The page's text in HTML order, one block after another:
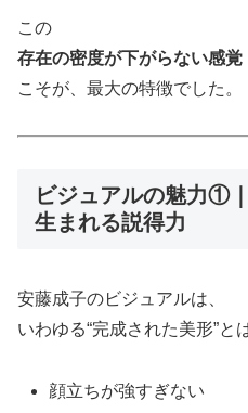
この
存在の密度が下がらない感覚
こそが、最大の特徴でした。
ビジュアルの魅力①
生まれる説得力
安藤成子のビジュアルは、
いわゆる“完成された美形”と
顔立ちが強すぎない